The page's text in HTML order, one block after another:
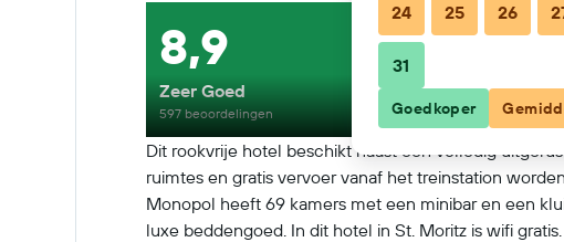
Dit rookvrije hotel beschikt naast een volledig
ruimtes en gratis vervoer vanaf het treinstation
Monopol heeft 69 kamers met een minibar en een
luxe beddengoed. In dit hotel in St. Moritz is wifi
8,9
Zeer Goed
597 beoordelingen
24 25 26
31
Goedkoper